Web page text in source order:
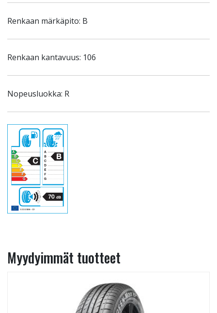
Renkaan märkäpito: B
Renkaan kantavuus: 106
Nopeusluokka: R
Myydyimmät tuotteet